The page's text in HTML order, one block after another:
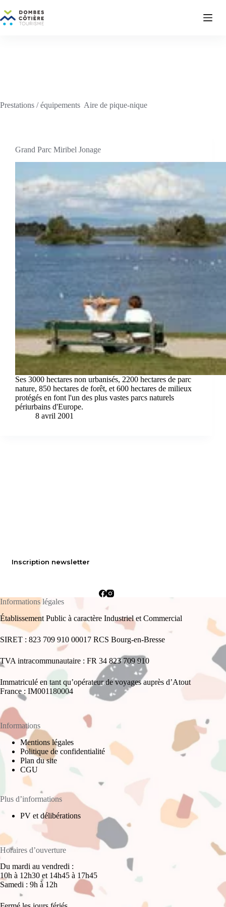
au
contenu
Prestations / équipements Aire de pique-nique
Grand Parc Miribel Jonage
Ses 3000 hectares non urbanisés, 2200 hectares de parc
nature, 850 hectares de forêt, et 600 hectares de milieux
protégés en font l'un des plus vastes parcs naturels
périurbains d'Europe.
8 avril 2001
Inscription newsletter
Informations légales
Établissement Public à caractère Industriel et Commercial
SIRET : 823 709 910 00017 RCS Bourg-en-Bresse
TVA intracommunautaire : FR 34 823 709 910
Immatriculé en tant qu’opérateur de voyages auprès d’Atout
France : IM001180004
Informations
Mentions légales
Politique de confidentialité
Plan du site
CGU
Plus d’informations
PV et délibérations
Horaires d’ouverture
Du mardi au vendredi :
10h à 12h30 et 14h45 à 17h45
Samedi : 9h à 12h